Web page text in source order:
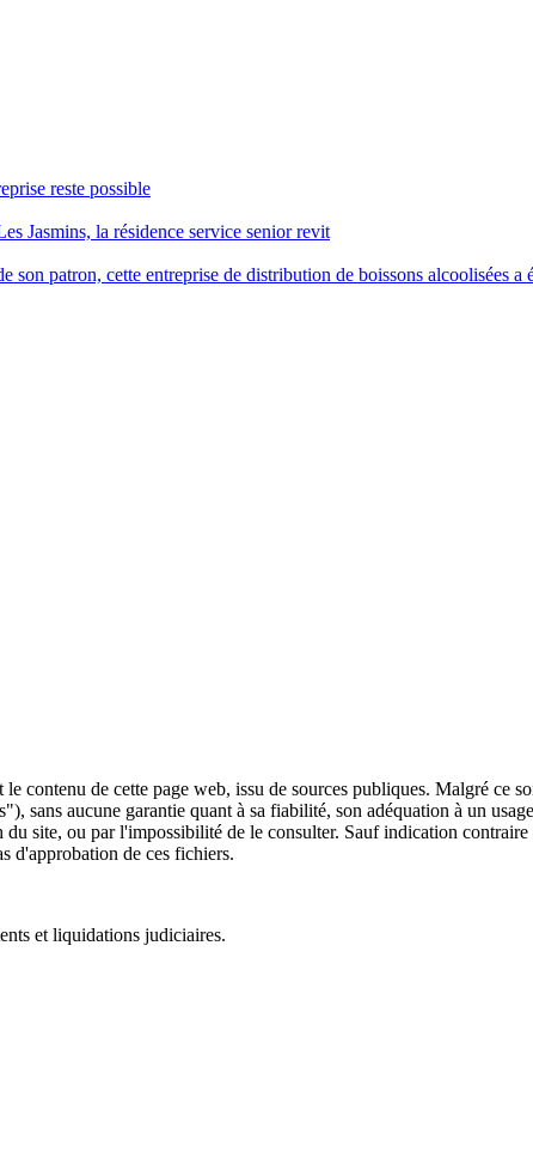
reste possible
Jasmins, la résidence service senior revit
patron, cette entreprise de distribution de boissons alcoolisées a
contenu de cette page web, issu de sources publiques. Malgré ce
sans aucune garantie quant à sa fiabilité, son adéquation à un
site, ou par l'impossibilité de le consulter. Sauf indication
d'approbation de ces fichiers.
et liquidations judiciaires.